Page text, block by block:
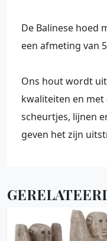
De Balinese hoed
een afmeting van
Ons hout wordt
kwaliteiten en
scheurtjes, lijnen
geven het zijn